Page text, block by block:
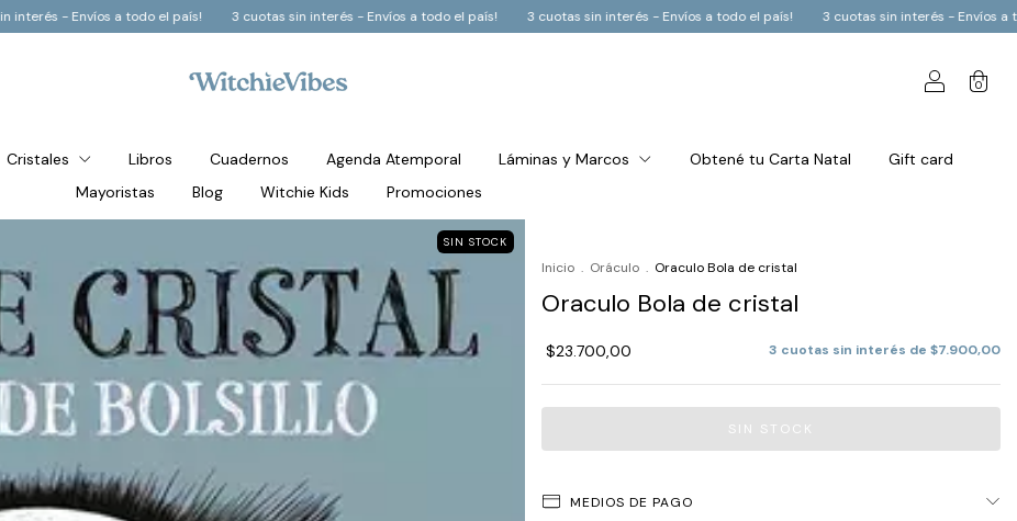
3 cuotas sin interés - Envíos a todo el país! 3 cuotas sin interés - Envíos a todo el país! 3 cuotas sin interés - Envíos a todo el país! 3 cuotas sin interés
0
Cristales Libros Cuadernos Agenda Atemporal Láminas y Marcos Obtené tu Carta Natal
Gift card
Mayoristas
Blog Witchie Kids Promociones
SIN STOCK
Inicio . Oráculo . Oraculo Bola de cristal
Oraculo Bola de cristal
$23.700,00 3 cuotas sin interés de $7.900,00
MEDIOS DE PAGO